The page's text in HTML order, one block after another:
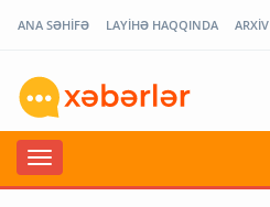
ANA SƏHİFƏ LAYİHƏ HAQQINDA ARXİV